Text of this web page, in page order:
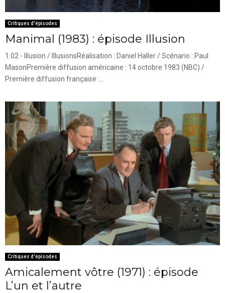
Critiques d'épisodes
Manimal (1983) : épisode Illusion
1.02 - Illusion / IllusionsRéalisation : Daniel Haller / Scénario : Paul
MasonPremière diffusion américaine : 14 octobre 1983 (NBC) /
Première diffusion française :...
Critiques d'épisodes
Amicalement vôtre (1971) : épisode
L’un et l’autre